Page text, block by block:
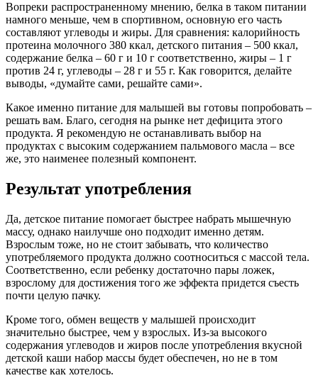
Вопреки распространенному мнению, белка в таком питании
намного меньше, чем в спортивном, основную его часть
составляют углеводы и жиры. Для сравнения: калорийность
протеина молочного 380 ккал, детского питания – 500 ккал,
содержание белка – 60 г и 10 г соответственно, жиры – 1 г
против 24 г, углеводы – 28 г и 55 г. Как говорится, делайте
выводы, «думайте сами, решайте сами».
Какое именно питание для малышей вы готовы попробовать –
решать вам. Благо, сегодня на рынке нет дефицита этого
продукта. Я рекомендую не останавливать выбор на
продуктах с высоким содержанием пальмового масла – все
же, это наименее полезный компонент.
Результат употребления
Да, детское питание помогает быстрее набрать мышечную
массу, однако наилучше оно подходит именно детям.
Взрослым тоже, но не стоит забывать, что количество
употребляемого продукта должно соотноситься с массой тела.
Соответственно, если ребенку достаточно пары ложек,
взрослому для достижения того же эффекта придется съесть
почти целую пачку.
Кроме того, обмен веществ у малышей происходит
значительно быстрее, чем у взрослых. Из-за высокого
содержания углеводов и жиров после употребления вкусной
детской каши набор массы будет обеспечен, но не в том
качестве как хотелось.